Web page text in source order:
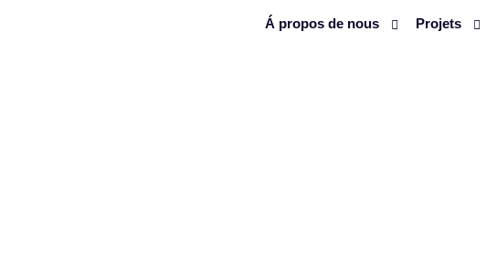
Á propos de nous Projets